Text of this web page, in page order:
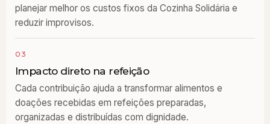
planejar melhor os custos fixos da Cozinha Solidária e
reduzir improvisos.
03
Impacto direto na refeição
Cada contribuição ajuda a transformar alimentos e
doações recebidas em refeições preparadas,
organizadas e distribuídas com dignidade.